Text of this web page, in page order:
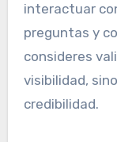
interactuar
preguntas y
consideres
visibilidad,
credibilidad.